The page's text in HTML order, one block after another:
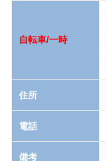
自転車/一時
住所
電話
備考